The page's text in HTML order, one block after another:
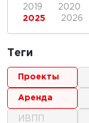
2019
2020
2025
2026
Теги
проекты
аренда
ИВПП